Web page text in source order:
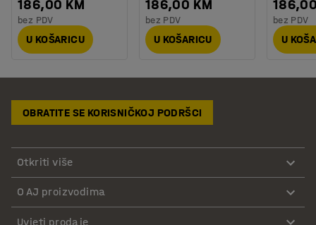
186,00 KM
bez PDV
U KOŠARICU
186,00 KM
bez PDV
U KOŠARICU
bez PDV
U
OBRATITE SE KORISNIČKOJ PODRŠCI
Otkriti više
O AJ proizvodima
Uvjeti prodaje